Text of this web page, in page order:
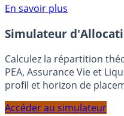
Voir conditions sur la
En savoir plus
Simulateur
Calculez la répartition
PEA, Assurance Vie et
profil et horizon de